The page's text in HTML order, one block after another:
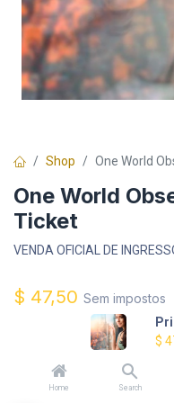
$
Home Search
Shop One World
One World
Ticket
VENDA OFICIAL DE
$ 47,50 Sem impostos
Melhore Sua Experiência:
Ingressos Final de